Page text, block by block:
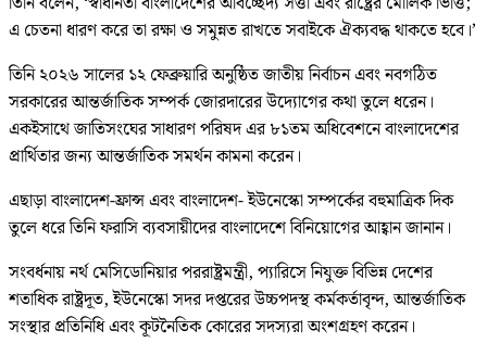
এ চেতনা ধারণ করে তা রক্ষা ও সমুন্নত রাখতে সবাইকে ঐক্যবদ্ধ থাকতে হবে।’
তিনি ২০২৬ সালের ১২ ফেব্রুয়ারি অনুষ্ঠিত জাতীয় নির্বাচন এবং নবগঠিত
সরকারের আন্তর্জাতিক সম্পর্ক জোরদারের উদ্যোগের কথা তুলে ধরেন।
একইসাথে জাতিসংঘের সাধারণ পরিষদ এর ৮১তম অধিবেশনে বাংলাদেশের
প্রার্থিতার জন্য আন্তর্জাতিক সমর্থন কামনা করেন।
এছাড়া বাংলাদেশ-ফ্রান্স এবং বাংলাদেশ- ইউনেস্কো সম্পর্কের বহুমাত্রিক দিক
তুলে ধরে তিনি ফরাসি ব্যবসায়ীদের বাংলাদেশে বিনিয়োগের আহ্বান জানান।
সংবর্ধনায় নর্থ মেসিডোনিয়ার পররাষ্ট্রমন্ত্রী, প্যারিসে নিযুক্ত বিভিন্ন দেশের
শতাধিক রাষ্ট্রদূত, ইউনেস্কো সদর দপ্তরের উচ্চপদস্থ কর্মকর্তাবৃন্দ, আন্তর্জাতিক
সংস্থার প্রতিনিধি এবং কূটনৈতিক কোরের সদস্যরা অংশগ্রহণ করেন।